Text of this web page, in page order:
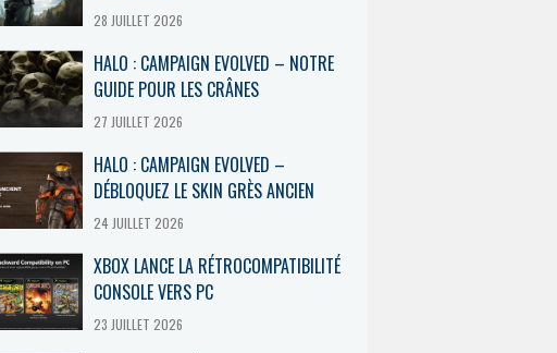
28 JUILLET 2026
HALO : CAMPAIGN EVOLVED – NOTRE
GUIDE POUR LES CRÂNES
27 JUILLET 2026
HALO : CAMPAIGN EVOLVED –
DÉBLOQUEZ LE SKIN GRÈS ANCIEN
24 JUILLET 2026
XBOX LANCE LA RÉTROCOMPATIBILITÉ
CONSOLE VERS PC
23 JUILLET 2026